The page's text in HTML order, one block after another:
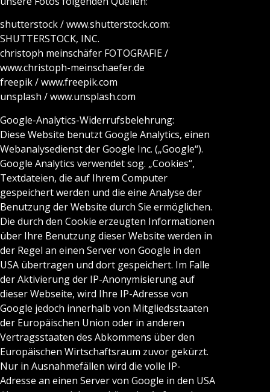
shutterstock / www.shutterstock.com:
SHUTTERSTOCK, INC.
christoph meinschäfer FOTOGRAFIE /
www.christoph-meinschaefer.de
freepik / www.freepik.com
unsplash / www.unsplash.com
Google-Analytics-Widerrufsbelehrung:
Diese Website benutzt Google Analytics, einen
Webanalysedienst der Google Inc. („Google“).
Google Analytics verwendet sog. „Cookies“,
Textdateien, die auf Ihrem Computer
gespeichert werden und die eine Analyse der
Benutzung der Website durch Sie ermöglichen.
Die durch den Cookie erzeugten Informationen
über Ihre Benutzung dieser Website werden in
der Regel an einen Server von Google in den
USA übertragen und dort gespeichert. Im Falle
der Aktivierung der IP-Anonymisierung auf
dieser Webseite, wird Ihre IP-Adresse von
Google jedoch innerhalb von Mitgliedsstaaten
der Europäischen Union oder in anderen
Vertragsstaaten des Abkommens über den
Europäischen Wirtschaftsraum zuvor gekürzt.
Nur in Ausnahmefällen wird die volle IP-
Adresse an einen Server von Google in den USA